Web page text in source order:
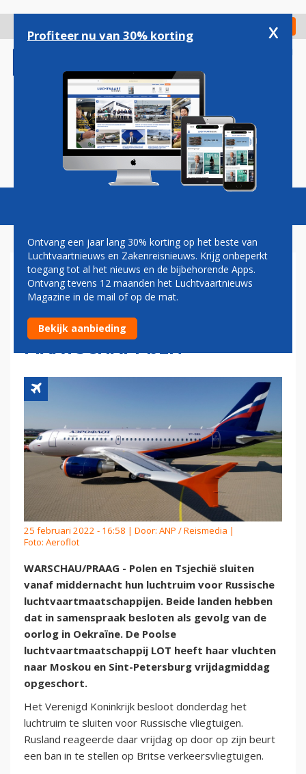
gaan
Check in
Magazine Podcasts Vacatures
POLEN EN TSJECHIË SLUITEN
LUCHTRUIM VOOR
RUSSISCHE
MAATSCHAPPIJEN
25 februari 2022 - 16:58 | Door: ANP / Reismedia |
Foto: Aeroflot
WARSCHAU/PRAAG - Polen en Tsjechië sluiten
vanaf middernacht hun luchtruim voor Russische
luchtvaartmaatschappijen. Beide landen hebben
dat in samenspraak besloten als gevolg van de
oorlog in Oekraïne. De Poolse
luchtvaartmaatschappij LOT heeft haar vluchten
naar Moskou en Sint-Petersburg vrijdagmiddag
opgeschort.
Het Verenigd Koninkrijk besloot donderdag het
luchtruim te sluiten voor Russische vliegtuigen.
Rusland reageerde daar vrijdag op door op zijn beurt
een ban in te stellen op Britse verkeersvliegtuigen.
Profiteer nu van 30% korting x
Ontvang een jaar lang 30% korting op het beste van
Luchtvaartnieuws en Zakenreisnieuws. Krijg onbeperkt
toegang tot al het nieuws en de bijbehorende Apps.
Ontvang tevens 12 maanden het Luchtvaartnieuws
Magazine in de mail of op de mat.
Bekijk aanbieding